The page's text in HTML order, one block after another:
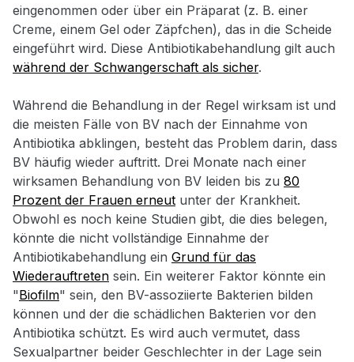
eingenommen oder über ein Präparat (z. B. einer
Creme, einem Gel oder Zäpfchen), das in die Scheide
eingeführt wird. Diese Antibiotikabehandlung gilt auch
während der Schwangerschaft als sicher.
Während die Behandlung in der Regel wirksam ist und
die meisten Fälle von BV nach der Einnahme von
Antibiotika abklingen, besteht das Problem darin, dass
BV häufig wieder auftritt. Drei Monate nach einer
wirksamen Behandlung von BV leiden bis zu 80
Prozent der Frauen erneut unter der Krankheit.
Obwohl es noch keine Studien gibt, die dies belegen,
könnte die nicht vollständige Einnahme der
Antibiotikabehandlung ein Grund für das
Wiederauftreten sein. Ein weiterer Faktor könnte ein
"Biofilm" sein, den BV-assoziierte Bakterien bilden
können und der die schädlichen Bakterien vor den
Antibiotika schützt. Es wird auch vermutet, dass
Sexualpartner beider Geschlechter in der Lage sein